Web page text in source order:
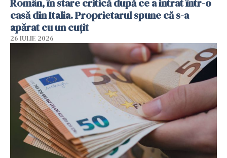
Român, în stare critică după ce a intrat într-o
casă din Italia. Proprietarul spune că s-a
apărat cu un cuțit
26 IULIE 2026